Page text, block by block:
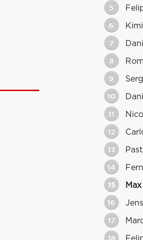
5
6
7
8
9
10
11
12
13
14
15
16
17
18